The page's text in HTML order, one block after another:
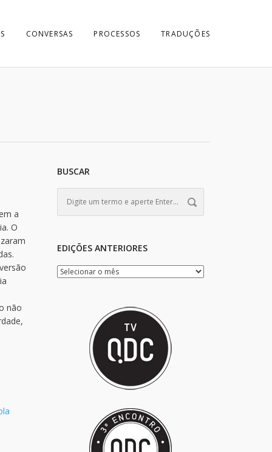
CONVERSAS PROCESSOS TRADUÇÕES
a
O
não
BUSCAR
EDIÇÕES ANTERIORES